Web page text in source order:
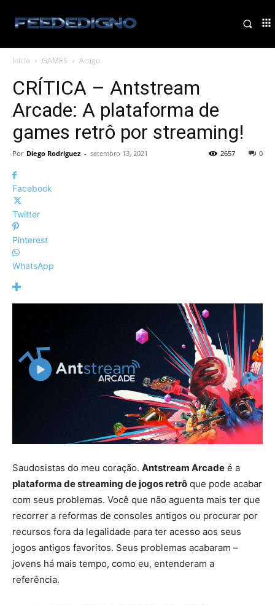
Início GAMES Artigo
CRÍTICA – Antstream
Arcade: A plataforma de
games retrô por streaming!
Por Diego Rodriguez - setembro 13, 2021 0
2657
Facebook
Twitter
Pinterest
WhatsApp
Saudosistas do meu coração. Antstream Arcade é a
plataforma de streaming de jogos retrô que pode acabar
com seus problemas. Você que não aguenta mais ter que
recorrer a reformas de consoles antigos ou procurar por
recursos fora da legalidade para ter acesso aos seus
jogos antigos favoritos. Seus problemas acabaram –
jovens há mais tempo, como eu, entenderam a
referência.